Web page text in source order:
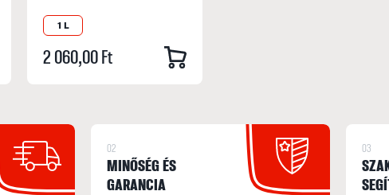
1 L
2 060,00 Ft
02
MINŐSÉG ÉS
GARANCIA
03